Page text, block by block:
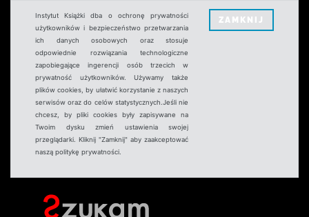
Instytut Książki dba o ochronę prywatności
użytkowników i bezpieczeństwo przetwarzania
ich danych osobowych oraz stosuje
odpowiednie rozwiązania technologiczne
zapobiegające ingerencji osób trzecich w
prywatność użytkowników. Używamy także
plików cookies, by ułatwić korzystanie z naszych
serwisów oraz do celów statystycznych.Jeśli nie
chcesz, by pliki cookies były zapisywane na
Twoim dysku zmień ustawienia swojej
przeglądarki. Kliknij "Zamknij" aby zaakceptować
naszą politykę prywatności.
ZAMKNIJ